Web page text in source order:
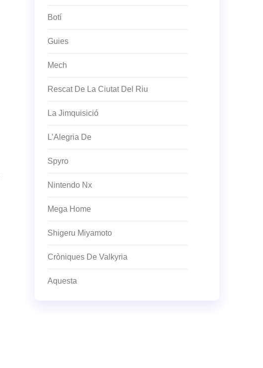
Botí
Guies
Mech
Rescat De La Ciutat Del Riu
La Jimquisició
L’Alegria De
Spyro
Nintendo Nx
Mega Home
Shigeru Miyamoto
Cròniques De Valkyria
Aquesta